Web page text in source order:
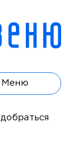
Меню